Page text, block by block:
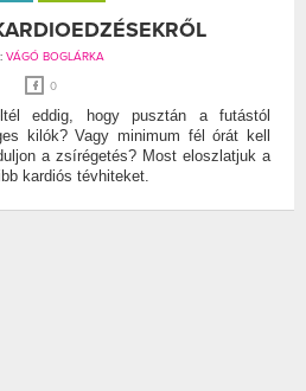
VÁGÓ BOGLÁRKA
0
eddig, hogy pusztán a futástól
kilók? Vagy minimum fél órát kell
a zsírégetés? Most eloszlatjuk a
kardiós tévhiteket.